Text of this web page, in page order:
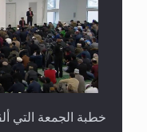
خطبة الجمعة التي